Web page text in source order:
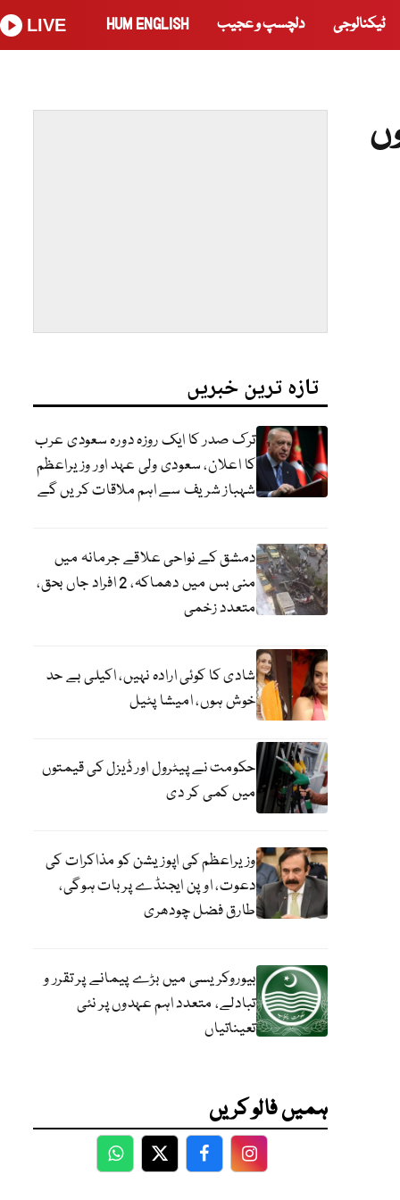
ٹیکنالوجی دلچسپ و عجیب HUM ENGLISH
LIVE
35 زبانوں
تازہ ترین خبریں
ترک صدر کا ایک روزہ دورہ سعودی عرب
کا اعلان، سعودی ولی عہد اور وزیراعظم
شہباز شریف سے اہم ملاقات کریں گے
دمشق کے نواحی علاقے جرمانہ میں
منی بس میں دھماکہ، 2 افراد جاں بحق،
متعدد زخمی
شادی کا کوئی ارادہ نہیں، اکیلی بے حد
خوش ہوں، امیشا پٹیل
حکومت نے پیٹرول اور ڈیزل کی قیمتوں
میں کمی کر دی
وزیراعظم کی اپوزیشن کو مذاکرات کی
دعوت، اوپن ایجنڈے پر بات ہوگی،
طارق فضل چودھری
بیوروکریسی میں بڑے پیمانے پر تقرر و
تبادلے، متعدد اہم عہدوں پر نئی
تعیناتیاں
ہمیں فالو کریں
WhatsApp
TwitterFacebookFacebook